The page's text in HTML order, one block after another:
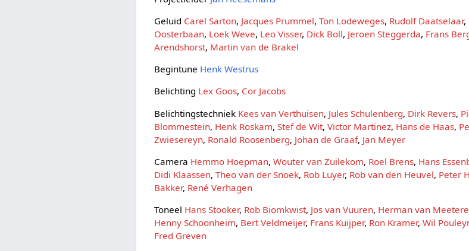
Geluid Carel Sarton, Jacques Prummel,Ton Lodeweges, Rudolf Daatselaar,
Oosterbaan, Loek Weve, Leo Visser, Dick Boll, Jeroen Steggerda, Frans
Arendshorst, Martin van de Brakel
Begintune Henk Westrus
Belichting Lex Goos, Cor Jacobs
Belichtingstechniek Kees van Verthuisen, Jules Schulenberg, Dirk Revers,
Blommestein, Henk Roskam,Stef de Wit,Victor Martinez, Hans de Haas,
Zwiesereyn, Ronald Roosenberg, Johan de Graaf, Jan Meyer
Camera Hemmo Hoepman,Wouter van Zuilekom, Roel Brens, Hans
Didi Klaassen,Theo van der Snoek, Rob Luyer, Rob van den Heuvel, Peter
Bakker, René Verhagen
Toneel Hans Stooker, Rob Biomkwist, Jos van Vuuren, Herman van
Henny Schoonheim, Bert Veldmeijer, Frans Kuijper, Ron Kramer,Wil
Fred Greven